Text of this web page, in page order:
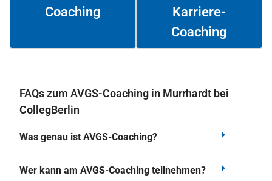
Coaching
Weiterlesen
Karriere-
Coaching
Weiterlesen
FAQs zum AVGS-Coaching in Murrhardt bei
CollegBerlin
Was genau ist AVGS-Coaching?
Wer kann am AVGS-Coaching teilnehmen?